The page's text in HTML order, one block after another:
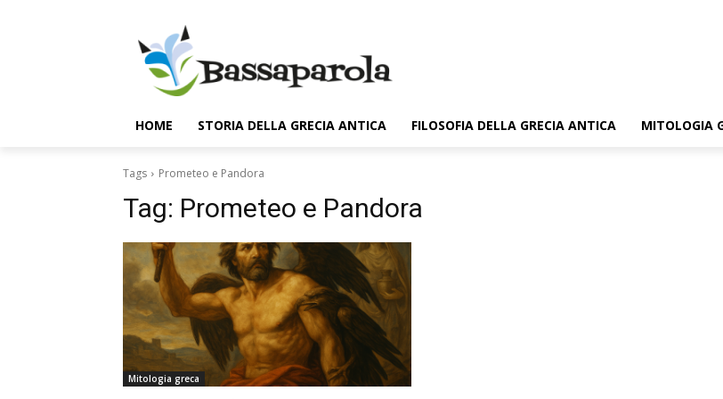
HOME STORIA DELLA GRECIA ANTICA FILOSOFIA DELLA GRECIA ANTICA MITOLOGIA
Tags Prometeo e Pandora
Tag: Prometeo e Pandora
Mitologia greca